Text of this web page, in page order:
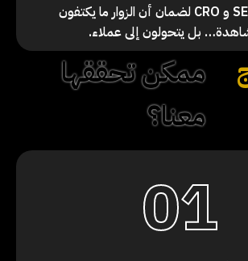
دمج بين SEO و CRO لضمان أن الزوار ما يكتفون
بل يتحولون إلى عملاء.
ممكن تحققها
معنا؟
01